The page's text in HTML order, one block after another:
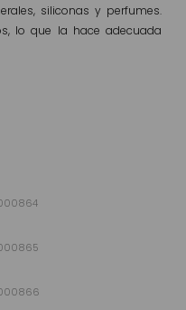
siliconas y perfumes.
lo que la hace adecuada